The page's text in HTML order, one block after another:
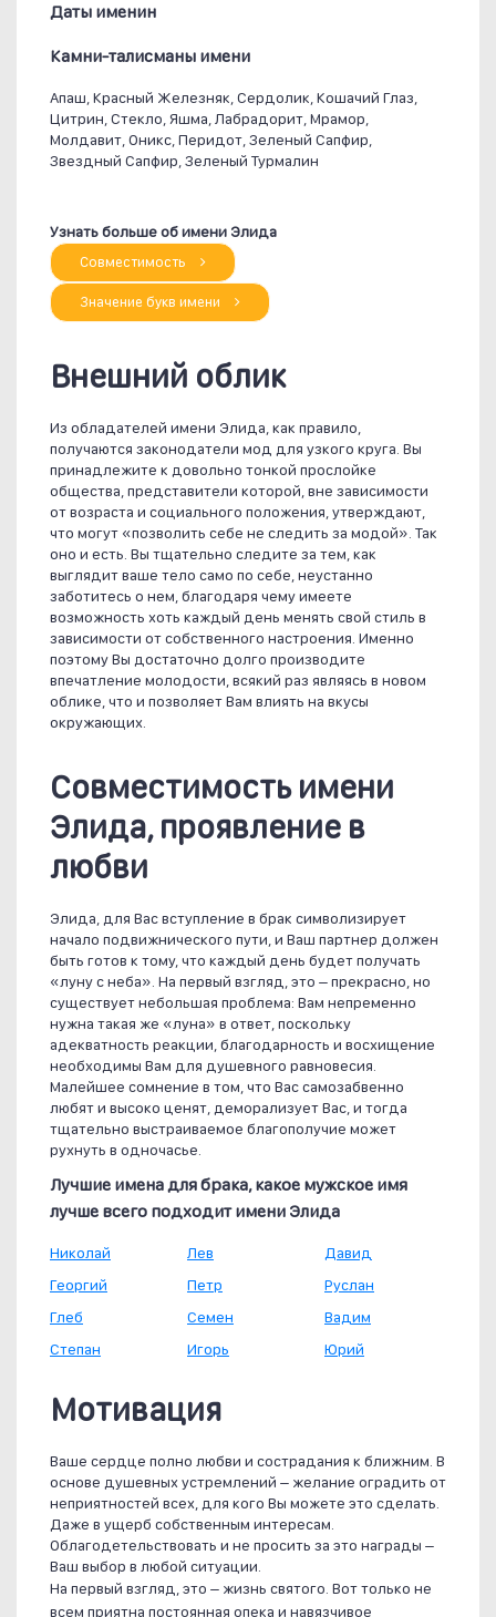
Даты именин
Камни-талисманы имени
Апаш, Красный Железняк, Сердолик, Кошачий Глаз,
Цитрин, Стекло, Яшма, Лабрадорит, Мрамор,
Молдавит, Оникс, Перидот, Зеленый Сапфир,
Звездный Сапфир, Зеленый Турмалин
Узнать больше об имени Элида
Совместимость
Значение букв имени
Внешний облик
Из обладателей имени Элида, как правило,
получаются законодатели мод для узкого круга. Вы
принадлежите к довольно тонкой прослойке
общества, представители которой, вне зависимости
от возраста и социального положения, утверждают,
что могут «позволить себе не следить за модой». Так
оно и есть. Вы тщательно следите за тем, как
выглядит ваше тело само по себе, неустанно
заботитесь о нем, благодаря чему имеете
возможность хоть каждый день менять свой стиль в
зависимости от собственного настроения. Именно
поэтому Вы достаточно долго производите
впечатление молодости, всякий раз являясь в новом
облике, что и позволяет Вам влиять на вкусы
окружающих.
Совместимость имени
Элида, проявление в
любви
Элида, для Вас вступление в брак символизирует
начало подвижнического пути, и Ваш партнер должен
быть готов к тому, что каждый день будет получать
«луну с неба». На первый взгляд, это – прекрасно, но
существует небольшая проблема: Вам непременно
нужна такая же «луна» в ответ, поскольку
адекватность реакции, благодарность и восхищение
необходимы Вам для душевного равновесия.
Малейшее сомнение в том, что Вас самозабвенно
любят и высоко ценят, деморализует Вас, и тогда
тщательно выстраиваемое благополучие может
рухнуть в одночасье.
Лучшие имена для брака, какое мужское имя
лучше всего подходит имени Элида
Николай
Георгий
Глеб
Степан
Лев
Петр
Семен
Игорь
Давид
Руслан
Вадим
Юрий
Мотивация
Ваше сердце полно любви и сострадания к ближним. В
основе душевных устремлений – желание оградить от
неприятностей всех, для кого Вы можете это сделать.
Даже в ущерб собственным интересам.
Облагодетельствовать и не просить за это награды –
Ваш выбор в любой ситуации.
На первый взгляд, это – жизнь святого. Вот только не
всем приятна постоянная опека и навязчивое